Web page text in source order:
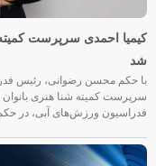
کیمیا احمدی سرپرست
شد
با حکم محسن رضوانی، رئیس
سرپرست کمیته شنا هنری
فدراسیون ورزش‌های آبی، در